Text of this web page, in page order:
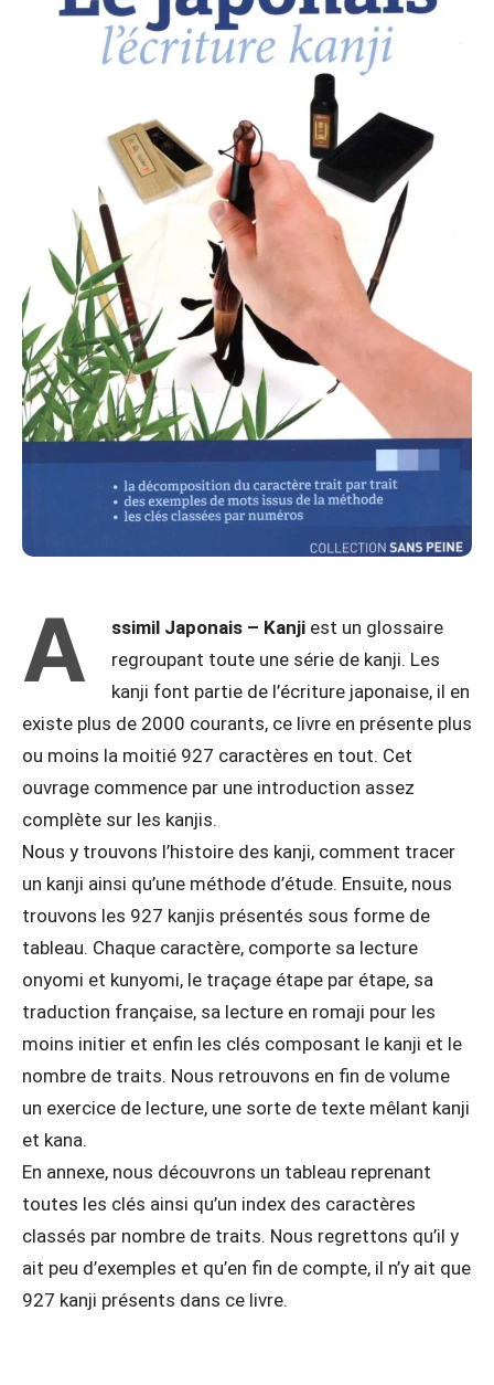
A ssimil Japonais – Kanji est un glossaire
regroupant toute une série de kanji. Les
kanji font partie de l’écriture japonaise, il en
existe plus de 2000 courants, ce livre en présente plus
ou moins la moitié 927 caractères en tout. Cet
ouvrage commence par une introduction assez
complète sur les kanjis.
Nous y trouvons l’histoire des kanji, comment tracer
un kanji ainsi qu’une méthode d’étude. Ensuite, nous
trouvons les 927 kanjis présentés sous forme de
tableau. Chaque caractère, comporte sa lecture
onyomi et kunyomi, le traçage étape par étape, sa
traduction française, sa lecture en romaji pour les
moins initier et enfin les clés composant le kanji et le
nombre de traits. Nous retrouvons en fin de volume
un exercice de lecture, une sorte de texte mêlant kanji
et kana.
En annexe, nous découvrons un tableau reprenant
toutes les clés ainsi qu’un index des caractères
classés par nombre de traits. Nous regrettons qu’il y
ait peu d’exemples et qu’en fin de compte, il n’y ait que
927 kanji présents dans ce livre.